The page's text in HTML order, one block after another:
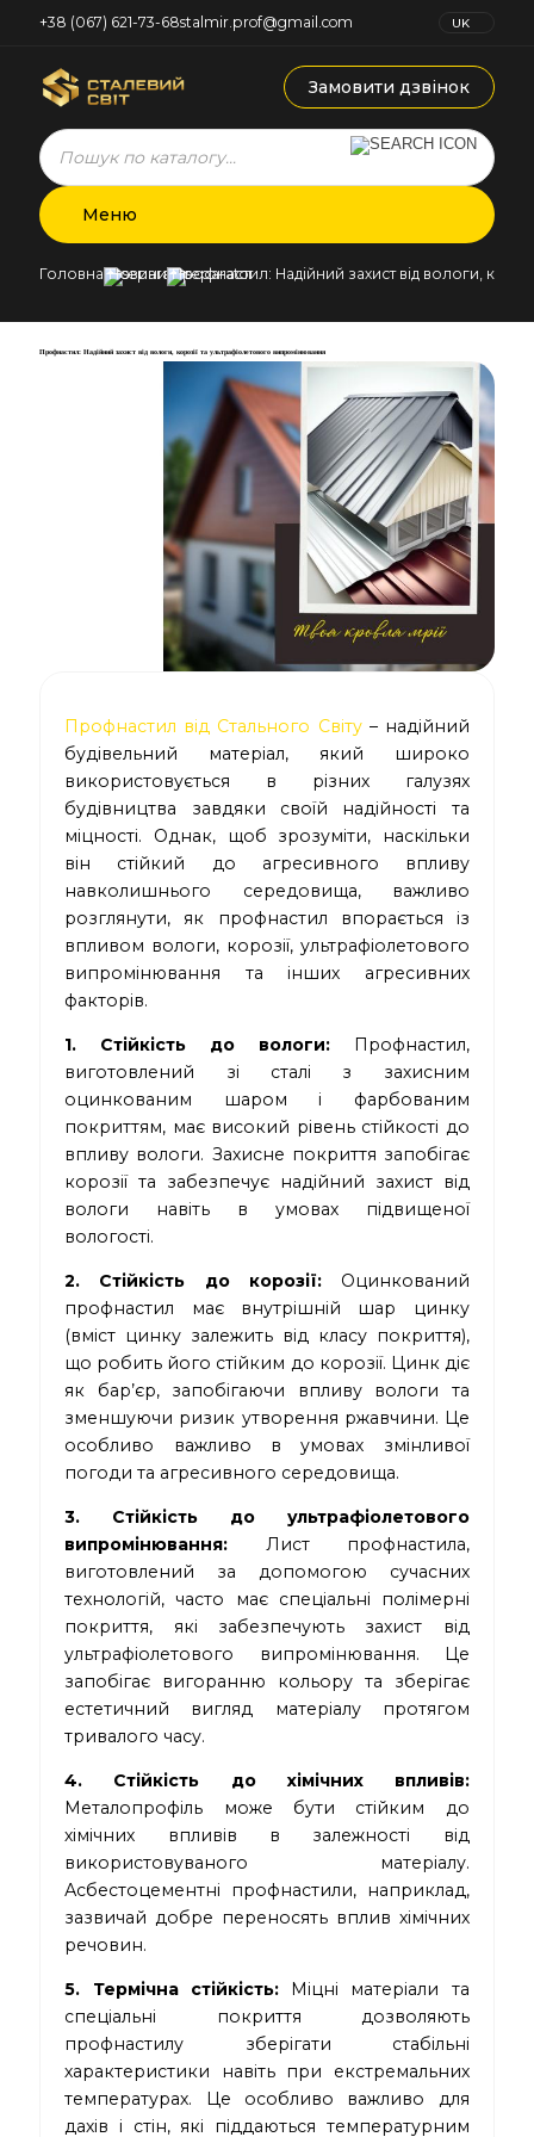
+38 (067) 621-73-68stalmir.prof@gmail.com
UK
Замовити дзвінок
Products
search
Меню
Головна Новини Профнастил: Надійний захист від вологи,
Профнастил: Надійний захист від вологи, корозії та ультрафіолетового випромінювання
Профнастил від Стального Світу– надійний
будівельний матеріал, який широко
використовується в різних галузях
будівництва завдяки своїй надійності та
міцності. Однак, щоб зрозуміти, наскільки
він стійкий до агресивного впливу
навколишнього середовища, важливо
розглянути, як профнастил впорається із
впливом вологи, корозії, ультрафіолетового
випромінювання та інших агресивних
факторів.
1. Стійкість до вологи:Профнастил,
виготовлений зі сталі з захисним
оцинкованим шаром і фарбованим
покриттям, має високий рівень стійкості до
впливу вологи. Захисне покриття запобігає
корозії та забезпечує надійний захист від
вологи навіть в умовах підвищеної
вологості.
2. Стійкість до корозії:Оцинкований
профнастил має внутрішній шар цинку
(вміст цинку залежить від класу покриття),
що робить його стійким до корозії. Цинк діє
як бар’єр, запобігаючи впливу вологи та
зменшуючи ризик утворення ржавчини. Це
особливо важливо в умовах змінливої
погоди та агресивного середовища.
3. Стійкість до ультрафіолетового
випромінювання: Лист профнастила,
виготовлений за допомогою сучасних
технологій, часто має спеціальні полімерні
покриття, які забезпечують захист від
ультрафіолетового випромінювання. Це
запобігає вигоранню кольору та зберігає
естетичний вигляд матеріалу протягом
тривалого часу.
4. Стійкість до хімічних впливів:
Металопрофіль може бути стійким до
хімічних впливів в залежності від
використовуваного матеріалу.
Асбестоцементні профнастили, наприклад,
зазвичай добре переносять вплив хімічних
речовин.
5. Термічна стійкість:Міцні матеріали та
спеціальні покриття дозволяють
профнастилу зберігати стабільні
характеристики навіть при екстремальних
температурах. Це особливо важливо для
дахів і стін, які піддаються температурним